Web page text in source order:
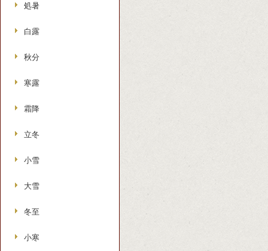
処暑
白露
秋分
寒露
霜降
立冬
小雪
大雪
冬至
小寒